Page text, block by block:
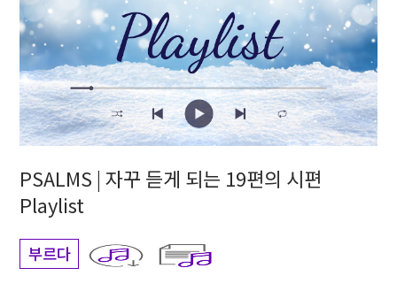
PSALMS | 자꾸 듣게 되는 19편의 시편
Playlist
부르다